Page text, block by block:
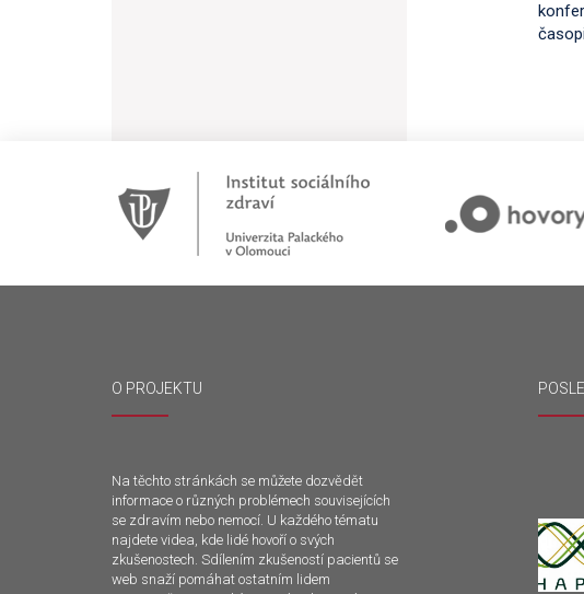
O PROJEKTU
Na těchto stránkách se můžete dozvědět
informace o různých problémech souvisejících
se zdravím nebo nemocí. U každého tématu
najdete videa, kde lidé hovoří o svých
zkušenostech. Sdílením zkušeností pacientů se
web snaží pomáhat ostatním lidem